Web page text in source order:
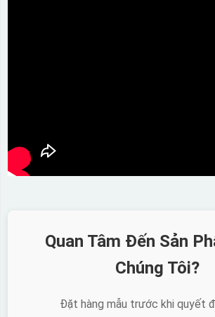
Quan Tâm Đến Sản
Chúng Tôi?
Đặt hàng mẫu trước khi quyết